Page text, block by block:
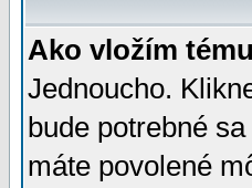
Ako vložím
Jednoucho.
bude potrebné
máte povolené